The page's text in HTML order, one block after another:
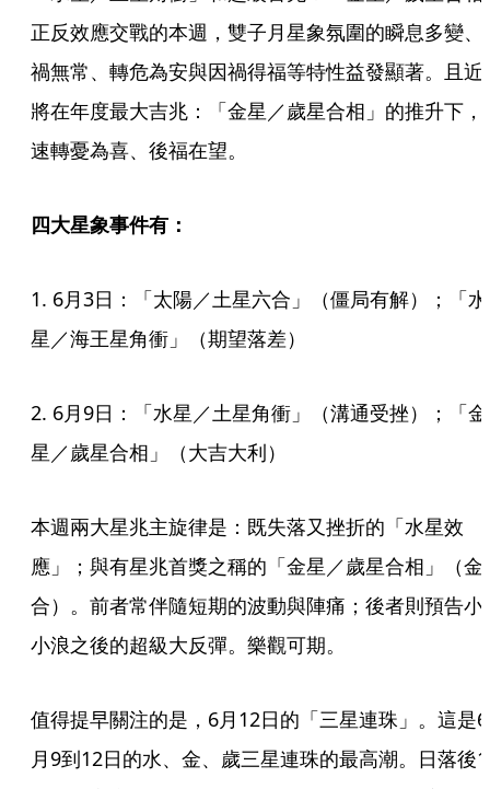
正反效應交戰的本週，雙子月星象氛圍的瞬息多變、
禍無常、轉危為安與因禍得福等特性益發顯著。且近
將在年度最大吉兆：「金星／歲星合相」的推升下，
速轉憂為喜、後福在望。
四大星象事件有：
1. 6月3日：「太陽／土星六合」（僵局有解）；「水
星／海王星角衝」（期望落差）
2. 6月9日：「水星／土星角衝」（溝通受挫）；「金
星／歲星合相」（大吉大利）
本週兩大星兆主旋律是：既失落又挫折的「水星效
應」；與有星兆首獎之稱的「金星／歲星合相」（金
合）。前者常伴隨短期的波動與陣痛；後者則預告小
小浪之後的超級大反彈。樂觀可期。
值得提早關注的是，6月12日的「三星連珠」。這是6
月9到12日的水、金、歲三星連珠的最高潮。日落後1